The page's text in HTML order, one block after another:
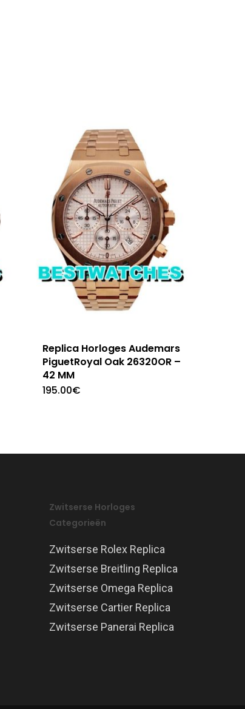
Replica Horloges Audemars
PiguetRoyal Oak 26320OR –
42 MM
195.00€
Zwitserse Horloges
Categorieën
Zwitserse Rolex Replica
Zwitserse Breitling Replica
Zwitserse Omega Replica
Zwitserse Cartier Replica
Zwitserse Panerai Replica